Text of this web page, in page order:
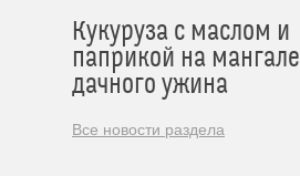
Кукуруза с маслом и
паприкой на
дачного ужина
Все новости раздела